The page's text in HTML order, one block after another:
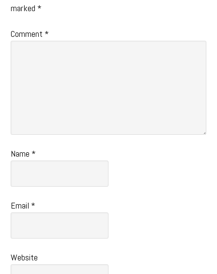
marked *
Comment *
Name *
Email *
Website